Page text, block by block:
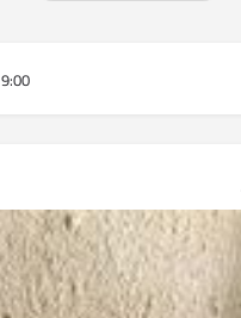
9:00 ص - 5:00 م